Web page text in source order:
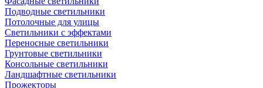
Подводные светильники
Потолочные для улицы
Светильники с эффектами
Переносные светильники
Грунтовые светильники
Консольные светильники
Ландшафтные светильники
Прожекторы